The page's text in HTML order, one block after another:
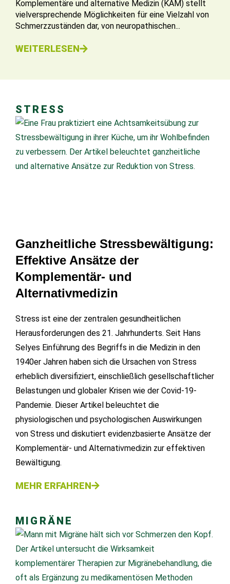
Komplementäre und alternative Medizin (KAM) stellt
vielversprechende Möglichkeiten für eine Vielzahl von
Schmerzzuständen dar, von neuropathischen...
WEITERLESEN
STRESS
Ganzheitliche Stressbewältigung:
Effektive Ansätze der
Komplementär- und
Alternativmedizin
Stress ist eine der zentralen gesundheitlichen
Herausforderungen des 21. Jahrhunderts. Seit Hans
Selyes Einführung des Begriffs in die Medizin in den
1940er Jahren haben sich die Ursachen von Stress
erheblich diversifiziert, einschließlich gesellschaftlicher
Belastungen und globaler Krisen wie der Covid-19-
Pandemie. Dieser Artikel beleuchtet die
physiologischen und psychologischen Auswirkungen
von Stress und diskutiert evidenzbasierte Ansätze der
Komplementär- und Alternativmedizin zur effektiven
Bewältigung.
MEHR ERFAHREN
MIGRÄNE